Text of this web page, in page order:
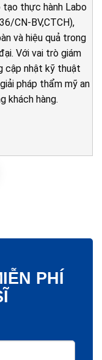
tạo thực hành Labo
CN-BV,CTCH),
và hiệu quả trong
Với vai trò giám
cập nhật kỹ thuật
pháp thẩm mỹ an
khách hàng.
PHÍ